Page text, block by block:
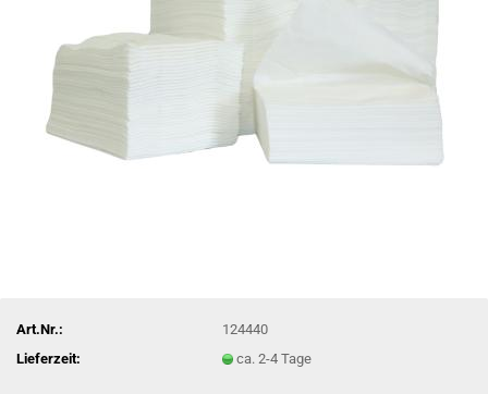
Art.Nr.:
124440
Lieferzeit:
ca. 2-4 Tage